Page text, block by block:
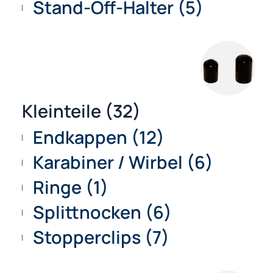
Stab-/Seitenverbinder
Spreiz-/Seitenverbinder
Stand-Off-Halter (5)
Kleinteile (32)